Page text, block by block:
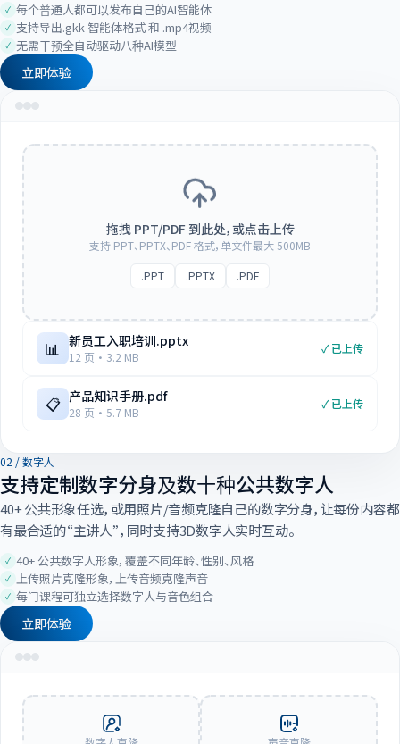
每个普通人都可以发布自己的AI智能体
支持导出.gkk 智能体格式 和 .mp4视频
无需干预全自动驱动八种AI模型
立即体验
拖拽 PPT/PDF 到此处，或点击上传
支持 PPT、PPTX、PDF 格式，单文件最大 500MB
.PPT
.PPTX .PDF
📊 新员工入职培训.pptx
12 页 · 3.2 MB
✓ 已上传
📋 产品知识手册.pdf
28 页 · 5.7 MB
✓ 已上传
02 / 数字人
支持定制数字分身及数十种公共数字人
40+ 公共形象任选，或用照片/音频克隆自己的数字分身，让每份内容都
有最合适的“主讲人”，同时支持3D数字人实时互动。
40+ 公共数字人形象，覆盖不同年龄、性别、风格
上传照片克隆形象，上传音频克隆声音
每门课程可独立选择数字人与音色组合
立即体验